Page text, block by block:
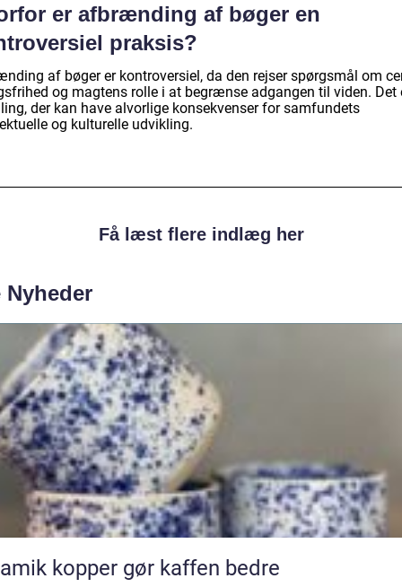
er afbrænding af bøger en
praksis?
af bøger er kontroversiel, da den rejser spørgsmål om
og magtens rolle i at begrænse adgangen til viden. Det
der kan have alvorlige konsekvenser for samfundets
og kulturelle udvikling.
Få læst flere indlæg her
Nyheder
kopper gør kaffen bedre